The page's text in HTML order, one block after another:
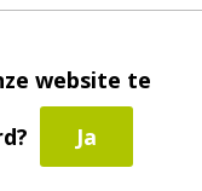
Webshop heeft
op onze
website te
Ja